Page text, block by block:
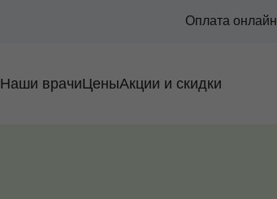
Оплата онлайн
Наши врачиЦеныАкции и скидки